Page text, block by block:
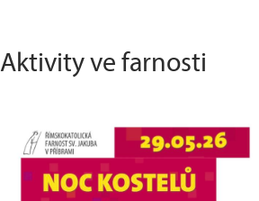
Aktivity ve farnosti